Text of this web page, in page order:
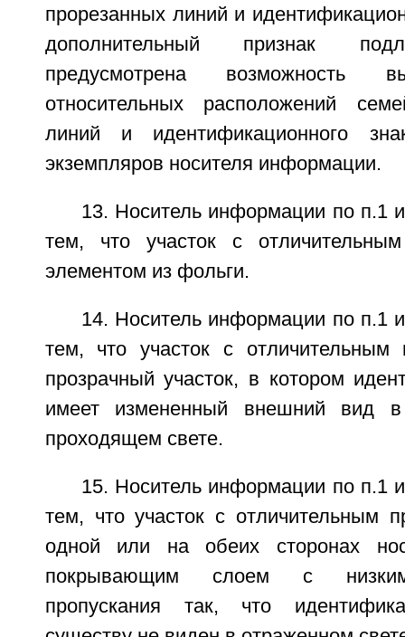
прорезанных линий и
дополнительный признак
предусмотрена возможность
относительных расположений
линий и идентификационного
экземпляров носителя информации.
13. Носитель информации по п.1
тем, что участок с
элементом из фольги.
14. Носитель информации по п.1
тем, что участок с отличительным
прозрачный участок, в котором
имеет измененный внешний вид
проходящем свете.
15. Носитель информации по п.1
тем, что участок с отличительным
одной или на обеих сторонах
покрывающим слоем с
пропускания так, что